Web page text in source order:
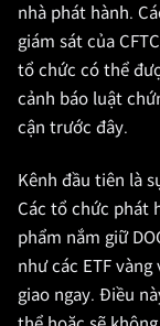
nhà phát hành.
giám sát của
tổ chức có thể
cảnh báo luật
cận trước đây.
Kênh đầu tiên là
Các tổ chức phát
phẩm nắm giữ
như các ETF
giao ngay. Điều